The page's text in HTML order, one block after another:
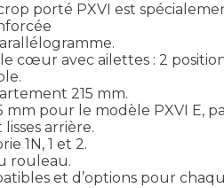
porté PXVI est
cœur avec ailettes : 2
215 mm.
mm pour le modèle PXVI E,
arrière.
1N, 1 et 2.
rouleau.
et d’options pour